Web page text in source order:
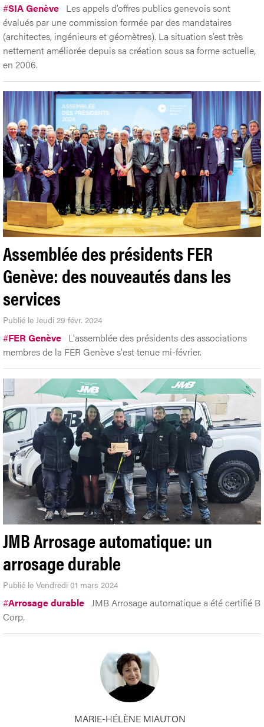
#SIA Genève Les appels d’offres publics genevois sont
évalués par une commission formée par des mandataires
(architectes, ingénieurs et géomètres). La situation s’est très
nettement améliorée depuis sa création sous sa forme actuelle,
en 2006.
Assemblée des présidents FER
Genève: des nouveautés dans les
services
Publié le Jeudi 29 févr. 2024
#FER Genève L'assemblée des présidents des associations
membres de la FER Genève s'est tenue mi-février.
JMB Arrosage automatique: un
arrosage durable
Publié le Vendredi 01 mars 2024
#Arrosage durable JMB Arrosage automatique a été certifié B
Corp.
MARIE-HÉLÈNE MIAUTON